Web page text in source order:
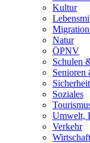
Kultur
Natur
ÖPNV
Schulen
Senioren
Soziales
Umwelt,
Verkehr